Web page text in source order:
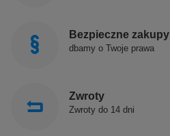
Bezpieczne zakupy
dbamy o Twoje prawa
Zwroty
Zwroty do 14 dni